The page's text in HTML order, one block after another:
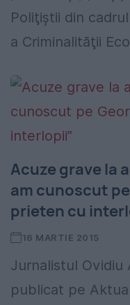
Poliţiştii din
a Criminalităţii
Acuze grave la
am cunoscut
prieten cu
16 MARTIE 2015
Jurnalistul
publicat pe